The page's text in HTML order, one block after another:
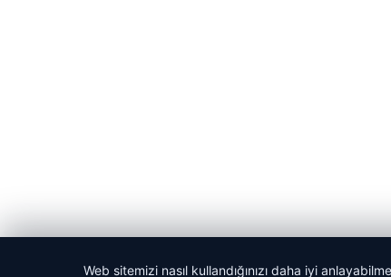
Web sitemizi nasıl kullandığınızı daha iyi